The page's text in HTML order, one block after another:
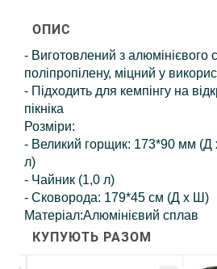
ОПИС
- Виготовлений з алюмінієвого
поліпропілену, міцний у
- Підходить для кемпінгу на
пікніка
Розміри:
- Великий горщик: 173*90 мм
л)
- Чайник (1,0 л)
- Сковорода: 179*45 см (Д x Ш)
Матеріал:Алюмінієвий сплав
КУПУЮТЬ РАЗОМ